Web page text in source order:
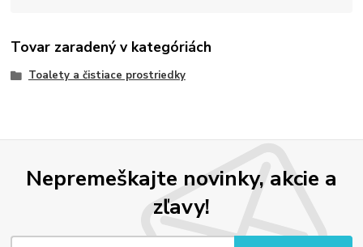
Tovar zaradený v kategóriách
Toalety a čistiace prostriedky
Nepremeškajte novinky, akcie a
zľavy!